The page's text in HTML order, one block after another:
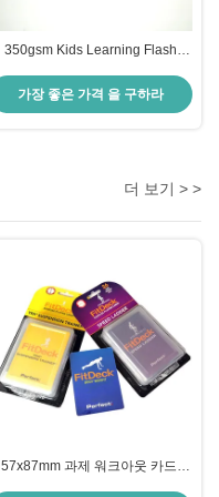
350gsm Kids Learning Flash
가장 좋은 가격 을 구하라
더 보기 > >
57x87mm 과제 워크아웃 카드,